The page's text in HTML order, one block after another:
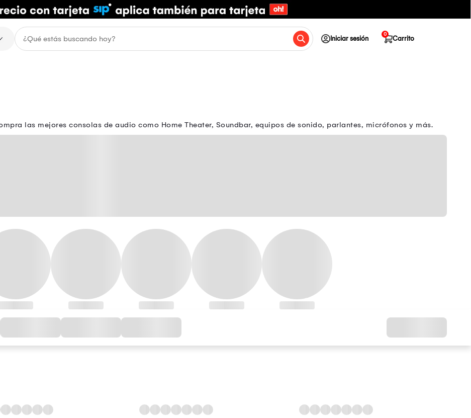
Iniciar sesión Carrito
0
las mejores consolas de audio como Home Theater, Soundbar, equipos de sonido, parlantes, micrófonos y más.